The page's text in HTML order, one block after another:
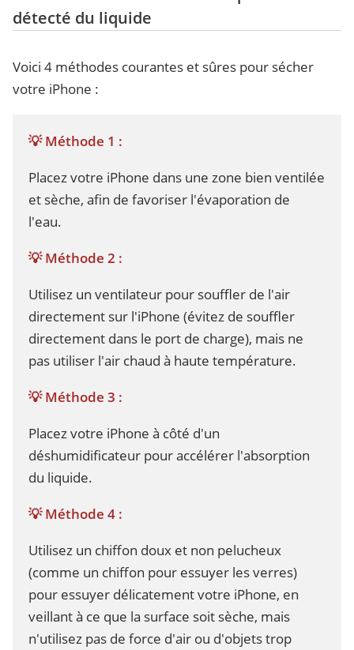
détecté du liquide
Voici 4 méthodes courantes et sûres pour sécher
votre iPhone :
💡 Méthode 1 :
Placez votre iPhone dans une zone bien ventilée
et sèche, afin de favoriser l'évaporation de
l'eau.
💡 Méthode 2 :
Utilisez un ventilateur pour souffler de l'air
directement sur l'iPhone (évitez de souffler
directement dans le port de charge), mais ne
pas utiliser l'air chaud à haute température.
💡 Méthode 3 :
Placez votre iPhone à côté d'un
déshumidificateur pour accélérer l'absorption
du liquide.
💡 Méthode 4 :
Utilisez un chiffon doux et non pelucheux
(comme un chiffon pour essuyer les verres)
pour essuyer délicatement votre iPhone, en
veillant à ce que la surface soit sèche, mais
n'utilisez pas de force d'air ou d'objets trop